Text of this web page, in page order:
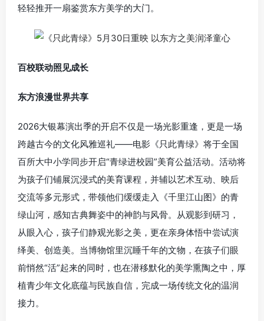
轻轻推开一扇鉴赏东方美学的大门。
百校联动照见成长
东方浪漫世界共享
2026大银幕演出季的开启不仅是一场光影重逢，更是一场
跨越古今的文化风雅巡礼——电影《只此青绿》将于全国
百所大中小学同步开启“青绿进校园”美育公益活动。活动将
为孩子们铺展沉浸式的美育课程，并辅以艺术互动、映后
交流等多元形式，带领他们缓缓走入《千里江山图》的青
绿山河，感知古典舞姿中的神韵与风骨。从观影到研习，
从眼入心，孩子们静观光影之美，更在亲身体悟中尝试演
绎美、创造美。当博物馆里沉睡千年的文物，在孩子们眼
前悄然“活”起来的同时，也在潜移默化的美学熏陶之中，厚
植青少年文化底蕴与民族自信，完成一场传统文化的温润
接力。